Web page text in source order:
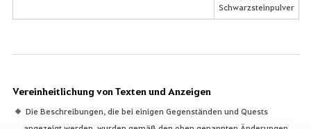
Schwarzsteinpulver
Vereinheitlichung von Texten und Anzeigen
Die Beschreibungen, die bei einigen Gegenständen und Quests